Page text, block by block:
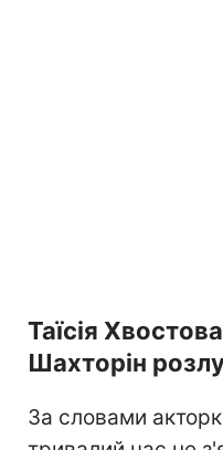
Таїсія
Шахторін
За словами